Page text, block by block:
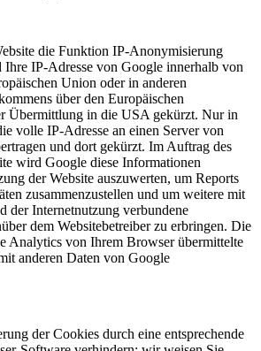
die Funktion IP-Anonymisierung
IP-Adresse von Google innerhalb von
Union oder in anderen
über den Europäischen
Übermittlung in die USA gekürzt. Nur in
volle IP-Adresse an einen Server von
und dort gekürzt. Im Auftrag des
wird Google diese Informationen
der Website auszuwerten, um Reports
zusammenzustellen und um weitere mit
der Internetnutzung verbundene
dem Websitebetreiber zu erbringen. Die
Analytics von Ihrem Browser übermittelte
anderen Daten von Google
der Cookies durch eine entsprechende